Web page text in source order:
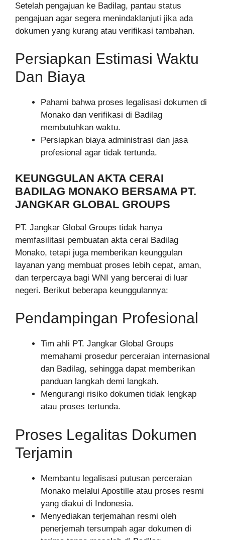
Setelah pengajuan ke Badilag, pantau status
pengajuan agar segera menindaklanjuti jika ada
dokumen yang kurang atau verifikasi tambahan.
Persiapkan Estimasi Waktu
Dan Biaya
Pahami bahwa proses legalisasi dokumen di
Monako dan verifikasi di Badilag
membutuhkan waktu.
Persiapkan biaya administrasi dan jasa
profesional agar tidak tertunda.
KEUNGGULAN AKTA CERAI
BADILAG MONAKO BERSAMA PT.
JANGKAR GLOBAL GROUPS
PT. Jangkar Global Groups tidak hanya
memfasilitasi pembuatan akta cerai Badilag
Monako, tetapi juga memberikan keunggulan
layanan yang membuat proses lebih cepat, aman,
dan terpercaya bagi WNI yang bercerai di luar
negeri. Berikut beberapa keunggulannya:
Pendampingan Profesional
Tim ahli PT. Jangkar Global Groups
memahami prosedur perceraian internasional
dan Badilag, sehingga dapat memberikan
panduan langkah demi langkah.
Mengurangi risiko dokumen tidak lengkap
atau proses tertunda.
Proses Legalitas Dokumen
Terjamin
Membantu legalisasi putusan perceraian
Monako melalui Apostille atau proses resmi
yang diakui di Indonesia.
Menyediakan terjemahan resmi oleh
penerjemah tersumpah agar dokumen di